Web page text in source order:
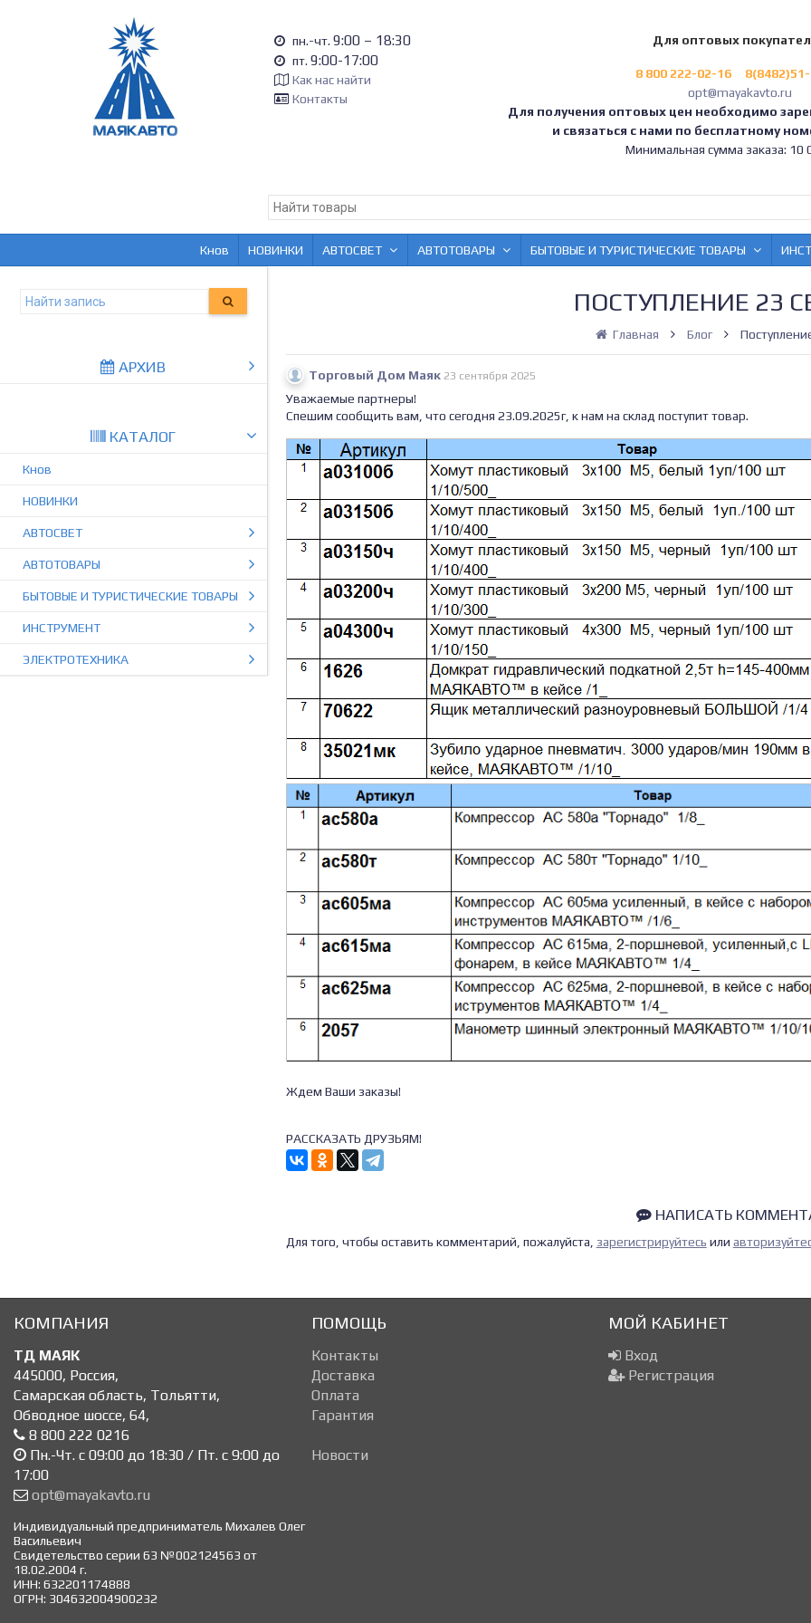
пн.-чт. 9:00 – 18:30
пт. 9:00-17:00
Как нас найти
Контакты
Для оптовых
8 800 222-02-16
opt@mayakavto.ru
Для получения оптовых цен необходимо
и связаться с нами по бесплатному
Минимальная сумма заказа: 10
Кнов НОВИНКИ АВТОСВЕТ АВТОТОВАРЫ БЫТОВЫЕ И ТУРИСТИЧЕСКИЕ ТОВАРЫ
АРХИВ
КАТАЛОГ
Кнов
НОВИНКИ
АВТОСВЕТ
АВТОТОВАРЫ
БЫТОВЫЕ И ТУРИСТИЧЕСКИЕ ТОВАРЫ
ИНСТРУМЕНТ
ЭЛЕКТРОТЕХНИКА
ПОСТУПЛЕНИЕ 23
Главная Блог
Торговый Дом Маяк 23 сентября 2025
Уважаемые партнеры!
Спешим сообщить вам, что сегодня 23.09.2025г, к нам на склад поступит товар.
Ждем Ваши заказы!
РАССКАЗАТЬ ДРУЗЬЯМ!
НАПИСАТЬ
Для того, чтобы оставить комментарий, пожалуйста, зарегистрируйтесь или
КОМПАНИЯ
ТД МАЯК
445000, Россия,
Самарская область, Тольятти,
Обводное шоссе, 64,
8 800 222 0216
Пн.-Чт. с 09:00 до 18:30 / Пт. с 9:00 до
17:00
opt@mayakavto.ru
Индивидуальный предприниматель Михалев Олег
Васильевич
Свидетельство серии 63 №002124563 от
18.02.2004 г.
ИНН: 632201174888
ОГРН: 304632004900232
ПОМОЩЬ
Контакты
Доставка
Оплата
Гарантия
Новости
МОЙ КАБИНЕТ
Вход
Регистрация